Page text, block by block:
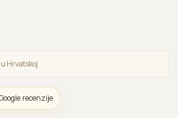
Hrvatskoj
recenzije